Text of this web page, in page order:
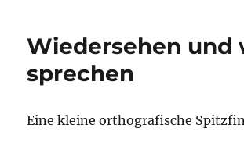
Wiedersehen und
sprechen
Eine kleine orthografische